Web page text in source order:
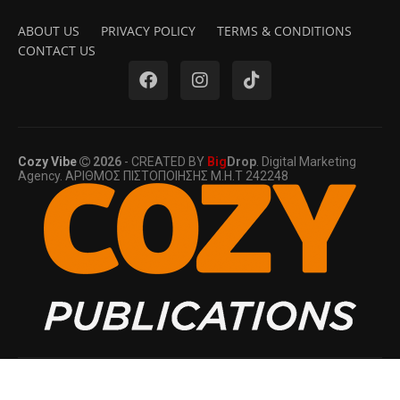
ABOUT US PRIVACY POLICY
TERMS & CONDITIONS
CONTACT US
Cozy Vibe 2026 - CREATED BY Big Drop . Digital Marketing
Agency. ΑΡΙΘΜΟΣ ΠΙΣΤΟΠΟΙΗΣΗΣ Μ.Η.Τ 242248